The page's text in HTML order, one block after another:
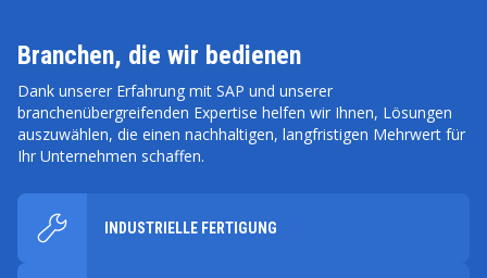
Branchen, die wir bedienen
Dank unserer Erfahrung mit SAP und unserer
branchenübergreifenden Expertise helfen wir Ihnen, Lösungen
auszuwählen, die einen nachhaltigen, langfristigen Mehrwert für
Ihr Unternehmen schaffen.
INDUSTRIELLE FERTIGUNG